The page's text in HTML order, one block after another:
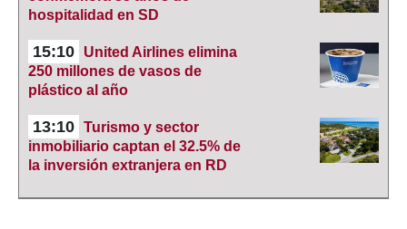
hospitalidad en SD
15:10
United Airlines elimina
250 millones de vasos de
plástico al año
13:10 Turismo y sector
inmobiliario captan el 32.5% de
la inversión extranjera en RD